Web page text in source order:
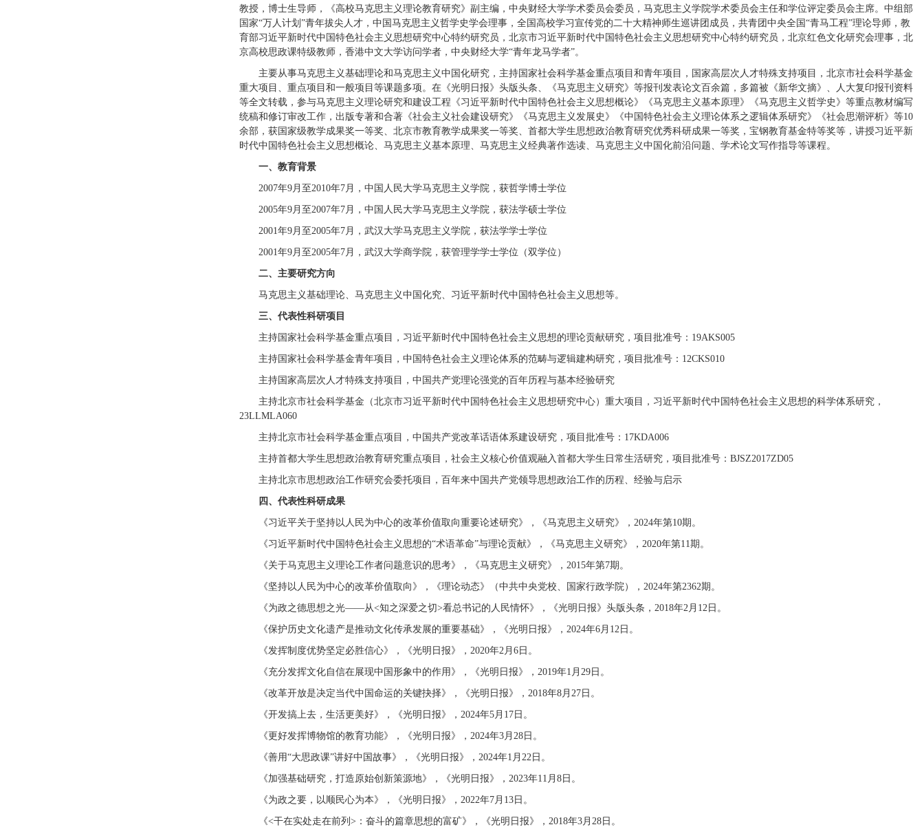
教授，博士生导师，《高校马克思主义理论教育研究》副主编，中央财经大学学术委员会委员，马克思主义学院学术委员会主任和学位评定委员会主席。中组部
国家“万人计划”青年拔尖人才，中国马克思主义哲学史学会理事，全国高校学习宣传党的二十大精神师生巡讲团成员，共青团中央全国“青马工程”理论导师，教
育部习近平新时代中国特色社会主义思想研究中心特约研究员，北京市习近平新时代中国特色社会主义思想研究中心特约研究员，北京红色文化研究会理事，北
京高校思政课特级教师，香港中文大学访问学者，中央财经大学“青年龙马学者”。
主要从事马克思主义基础理论和马克思主义中国化研究，主持国家社会科学基金重点项目和青年项目，国家高层次人才特殊支持项目，北京市社会科学基金
重大项目、重点项目和一般项目等课题多项。在《光明日报》头版头条、《马克思主义研究》等报刊发表论文百余篇，多篇被《新华文摘》、人大复印报刊资料
等全文转载，参与马克思主义理论研究和建设工程《习近平新时代中国特色社会主义思想概论》《马克思主义基本原理》《马克思主义哲学史》等重点教材编写
统稿和修订审改工作，出版专著和合著《社会主义社会建设研究》《马克思主义发展史》《中国特色社会主义理论体系之逻辑体系研究》《社会思潮评析》等10
余部，获国家级教学成果奖一等奖、北京市教育教学成果奖一等奖、首都大学生思想政治教育研究优秀科研成果一等奖，宝钢教育基金特等奖等，讲授习近平新
时代中国特色社会主义思想概论、马克思主义基本原理、马克思主义经典著作选读、马克思主义中国化前沿问题、学术论文写作指导等课程。
一、教育背景
2007年9月至2010年7月，中国人民大学马克思主义学院，获哲学博士学位
2005年9月至2007年7月，中国人民大学马克思主义学院，获法学硕士学位
2001年9月至2005年7月，武汉大学马克思主义学院，获法学学士学位
2001年9月至2005年7月，武汉大学商学院，获管理学学士学位（双学位）
二、主要研究方向
马克思主义基础理论、马克思主义中国化究、习近平新时代中国特色社会主义思想等。
三、代表性科研项目
主持国家社会科学基金重点项目，习近平新时代中国特色社会主义思想的理论贡献研究，项目批准号：19AKS005
主持国家社会科学基金青年项目，中国特色社会主义理论体系的范畴与逻辑建构研究，项目批准号：12CKS010
主持国家高层次人才特殊支持项目，中国共产党理论强党的百年历程与基本经验研究
主持北京市社会科学基金（北京市习近平新时代中国特色社会主义思想研究中心）重大项目，习近平新时代中国特色社会主义思想的科学体系研究，
23LLMLA060
主持北京市社会科学基金重点项目，中国共产党改革话语体系建设研究，项目批准号：17KDA006
主持首都大学生思想政治教育研究重点项目，社会主义核心价值观融入首都大学生日常生活研究，项目批准号：BJSZ2017ZD05
主持北京市思想政治工作研究会委托项目，百年来中国共产党领导思想政治工作的历程、经验与启示
四、代表性科研成果
《习近平关于坚持以人民为中心的改革价值取向重要论述研究》，《马克思主义研究》，2024年第10期。
《习近平新时代中国特色社会主义思想的“术语革命”与理论贡献》，《马克思主义研究》，2020年第11期。
《关于马克思主义理论工作者问题意识的思考》，《马克思主义研究》，2015年第7期。
《坚持以人民为中心的改革价值取向》，《理论动态》（中共中央党校、国家行政学院），2024年第2362期。
《为政之德思想之光——从<知之深爱之切>看总书记的人民情怀》，《光明日报》头版头条，2018年2月12日。
《保护历史文化遗产是推动文化传承发展的重要基础》，《光明日报》，2024年6月12日。
《发挥制度优势坚定必胜信心》，《光明日报》，2020年2月6日。
《充分发挥文化自信在展现中国形象中的作用》，《光明日报》，2019年1月29日。
《改革开放是决定当代中国命运的关键抉择》，《光明日报》，2018年8月27日。
《开发搞上去，生活更美好》，《光明日报》，2024年5月17日。
《更好发挥博物馆的教育功能》，《光明日报》，2024年3月28日。
《善用“大思政课”讲好中国故事》，《光明日报》，2024年1月22日。
《加强基础研究，打造原始创新策源地》，《光明日报》，2023年11月8日。
《为政之要，以顺民心为本》，《光明日报》，2022年7月13日。
《<干在实处走在前列>：奋斗的篇章思想的富矿》，《光明日报》，2018年3月28日。